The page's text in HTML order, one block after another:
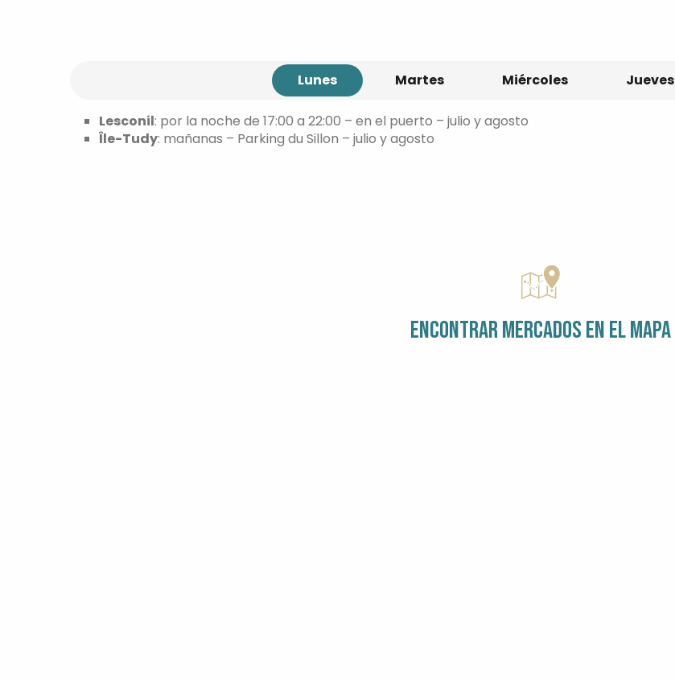
Lunes Martes Miércoles Jueves
Lesconil: por la noche de 17:00 a 22:00 – en el puerto – julio y agosto
Île-Tudy: mañanas – Parking du Sillon – julio y agosto
ENCONTRAR MERCADOS EN EL MAPA